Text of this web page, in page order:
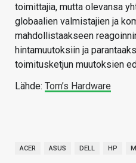
toimittajia, mutta olevansa
globaalien valmistajien ja
mahdollistaakseen
hintamuutoksiin ja
toimitusketjun muutoksien
Lähde: Tom’s Hardware
ACER ASUS DELL HP